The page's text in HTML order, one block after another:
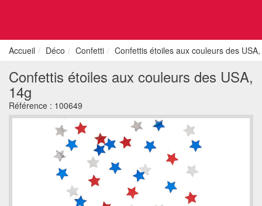
Accueil Déco Confetti Confettis étoiles aux couleurs des
Confettis étoiles aux couleurs des USA,
14g
Référence : 100649